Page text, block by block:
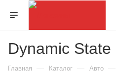
Dynamic
Главная — Каталог — Авто —